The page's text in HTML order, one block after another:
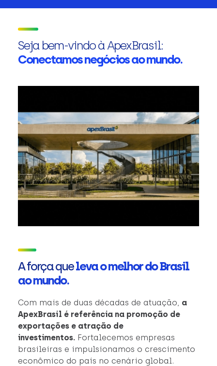
Seja bem-vindo à ApexBrasil:
Conectamos negócios ao mundo.
A força queleva o melhor do Brasil
ao mundo.
Com mais de duas décadas de atuação, a
ApexBrasil é referência na promoção de
exportações e atração de
investimentos. Fortalecemos empresas
brasileiras e impulsionamos o crescimento
econômico do país no cenário global.